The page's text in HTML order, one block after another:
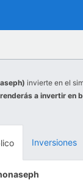
invierte en el
a invertir en
Inversiones